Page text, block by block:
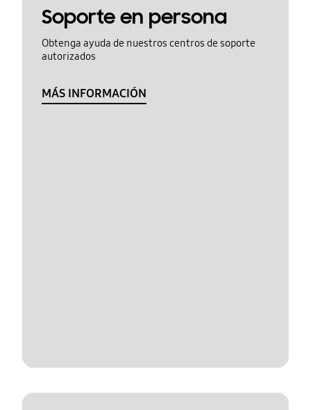
Soporte en persona
Obtenga ayuda de nuestros centros de soporte
autorizados
MÁS INFORMACIÓN